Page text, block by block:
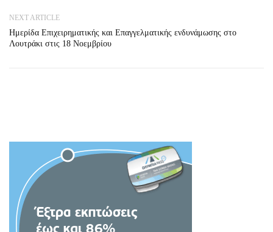
NEXT ARTICLE
Ημερίδα Επιχειρηματικής και Επαγγελματικής ενδυνάμωσης στο
Λουτράκι στις 18 Νοεμβρίου